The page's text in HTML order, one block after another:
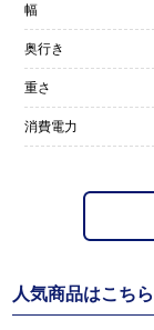
幅
奥行き
重さ
消費電力
人気商品はこちら